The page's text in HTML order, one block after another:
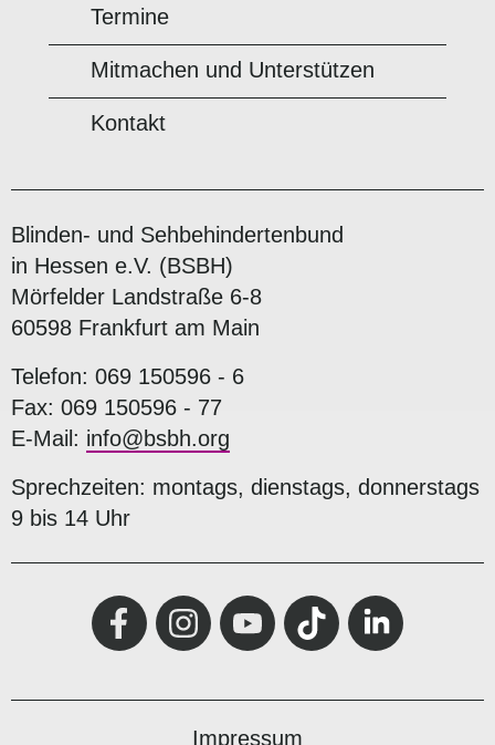
Termine
Mitmachen und Unterstützen
Kontakt
Blinden- und Sehbehindertenbund
in Hessen e.V. (BSBH)
Mörfelder Landstraße 6-8
60598 Frankfurt am Main
Telefon: 069 150596 - 6
Fax: 069 150596 - 77
E-Mail: info@bsbh.org
Sprechzeiten: montags, dienstags, donnerstags
9 bis 14 Uhr
Impressum